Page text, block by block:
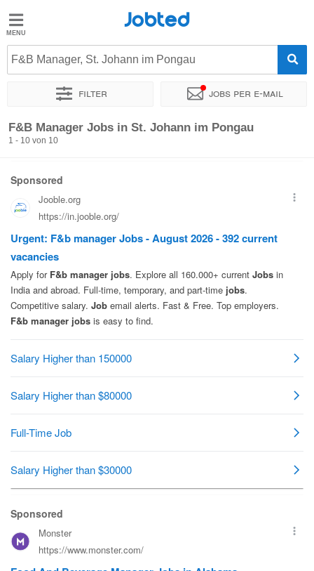
Jobted
Jobs
Jobted
F&B Manager, St. Johann im Pongau
Filter Jobs per e-mail
Sortieren nach Genauer Standort Unternehmen
F&B Manager Jobs in St. Johann im Pongau
1 - 10 von 10